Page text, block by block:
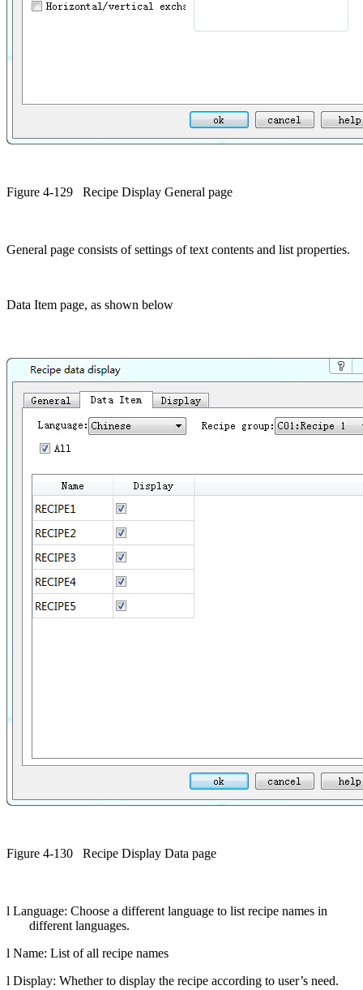
Figure 4-129 Recipe Display General page
General page consists of settings of text contents and list properties.
Data Item page, as shown below
Figure 4-130 Recipe Display Data page
l Language: Choose a different language to list recipe names in
different languages.
l Name: List of all recipe names
l Display: Whether to display the recipe according to user’s need.